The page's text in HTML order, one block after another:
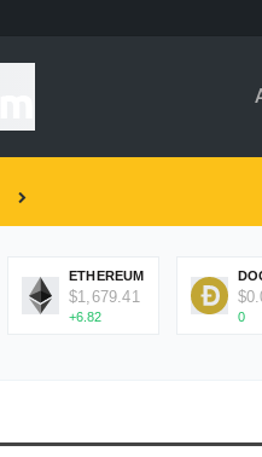
ETHEREUM
$1,679.41
+6.82 0